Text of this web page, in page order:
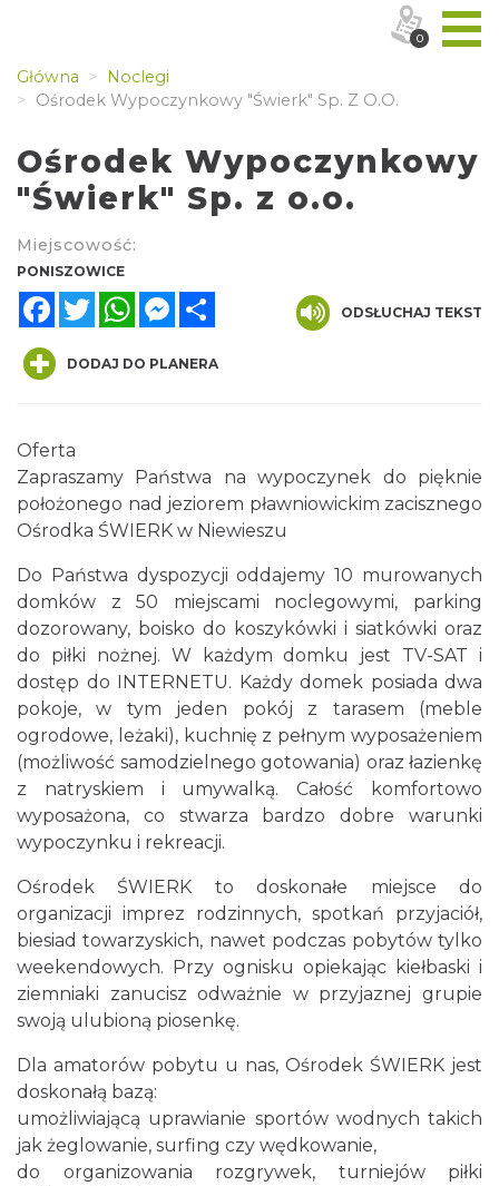
Główna
Noclegi
Ośrodek Wypoczynkowy "Świerk" Sp. Z O.o.
Ośrodek Wypoczynkowy
"Świerk" Sp. z o.o.
Miejscowość:
PONISZOWICE
FacebookTwitterWhatsAppMessenger
ODSŁUCHAJ TEKST
DODAJ DO PLANERA
Oferta
Zapraszamy Państwa na wypoczynek do pięknie
położonego nad jeziorem pławniowickim zacisznego
Ośrodka ŚWIERK w Niewieszu
Do Państwa dyspozycji oddajemy 10 murowanych
domków z 50 miejscami noclegowymi, parking
dozorowany, boisko do koszykówki i siatkówki oraz
do piłki nożnej. W każdym domku jest TV-SAT i
dostęp do INTERNETU. Każdy domek posiada dwa
pokoje, w tym jeden pokój z tarasem (meble
ogrodowe, leżaki), kuchnię z pełnym wyposażeniem
(możliwość samodzielnego gotowania) oraz łazienkę
z natryskiem i umywalką. Całość komfortowo
wyposażona, co stwarza bardzo dobre warunki
wypoczynku i rekreacji.
Ośrodek ŚWIERK to doskonałe miejsce do
organizacji imprez rodzinnych, spotkań przyjaciół,
biesiad towarzyskich, nawet podczas pobytów tylko
weekendowych. Przy ognisku opiekając kiełbaski i
ziemniaki zanucisz odważnie w przyjaznej grupie
swoją ulubioną piosenkę.
Dla amatorów pobytu u nas, Ośrodek ŚWIERK jest
doskonałą bazą:
umożliwiającą uprawianie sportów wodnych takich
jak żeglowanie, surfing czy wędkowanie,
do organizowania rozgrywek, turniejów piłki
0